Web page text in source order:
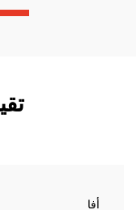
أفا